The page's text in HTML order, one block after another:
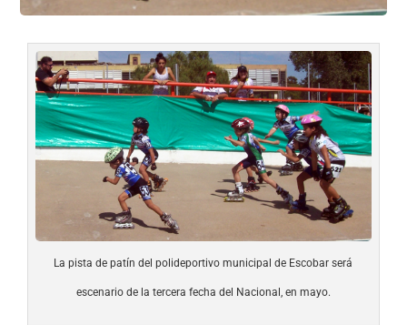
La pista de patín del polideportivo municipal de Escobar será
escenario de la tercera fecha del Nacional, en mayo.